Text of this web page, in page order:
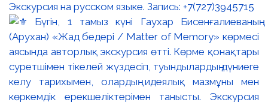
Экскурсия на русском языке. Запись: +7(727)3945715